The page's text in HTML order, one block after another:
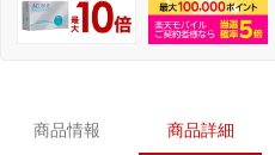
商品情報 商品詳細